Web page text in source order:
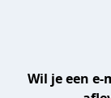
Wil je een